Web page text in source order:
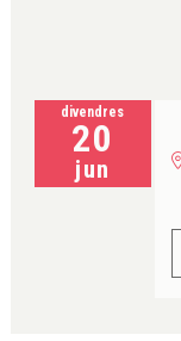
divendres
20
jun